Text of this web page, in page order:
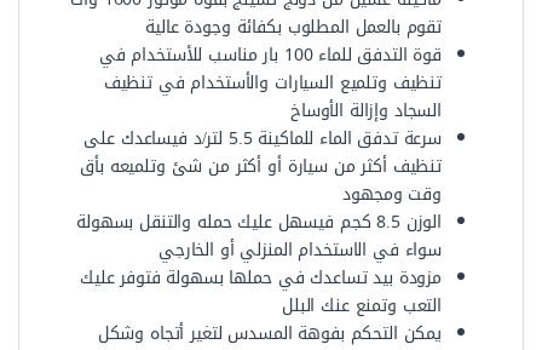
تقوم بالعمل المطلوب بكفائة وجودة عالية
قوة التدفق للماء 100 بار مناسب للأستخدام في
تنظيف وتلميع السيارات والأستخدام في تنظيف
السجاد وإزالة الأوساخ
سرعة تدفق الماء للماكينة 5.5 لتر/د فيساعدك على
تنظيف أكثر من سيارة أو أكثر من شئ وتلميعه بأق
وقت ومجهود
الوزن 8.5 كجم فيسهل عليك حمله والتنقل بسهولة
سواء في الاستخدام المنزلي أو الخارجي
مزودة بيد تساعدك في حملها بسهولة فتوفر عليك
التعب وتمنع عنك البلل
يمكن التحكم بفوهة المسدس لتغير أتجاه وشكل